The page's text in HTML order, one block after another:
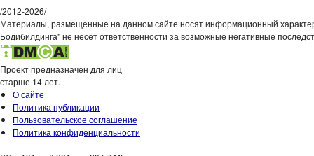
/2012-2026/
Материалы, размещенные на данном сайте носят информационный
Бодибилдинга" не несёт ответственности за возможные негативные
Проект предназначен для лиц
старше 14 лет.
О сайте
Политика публикации
Пользовательское соглашение
Политика конфиденциальности